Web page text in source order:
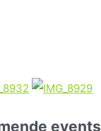
events